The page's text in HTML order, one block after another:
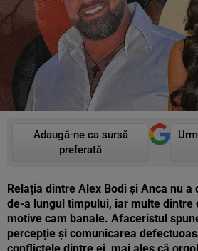
Adaugă-ne ca sursă
preferată
Relația dintre Alex Bodi și Anca nu a
de-a lungul timpului, iar multe dintre
motive cam banale. Afaceristul
percepție și comunicarea